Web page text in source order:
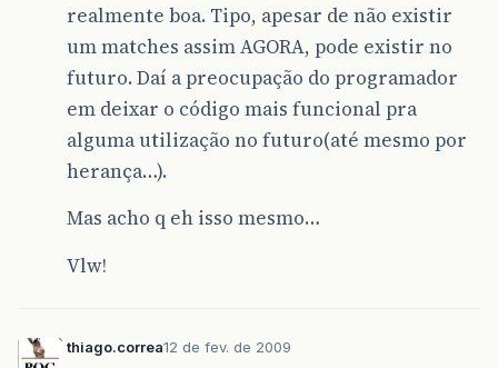
realmente boa. Tipo, apesar de não existir
um matches assim AGORA, pode existir no
futuro. Daí a preocupação do programador
em deixar o código mais funcional pra
alguma utilização no futuro(até mesmo por
herança…).
Mas acho q eh isso mesmo…
Vlw!
thiago.correa12 de fev. de 2009